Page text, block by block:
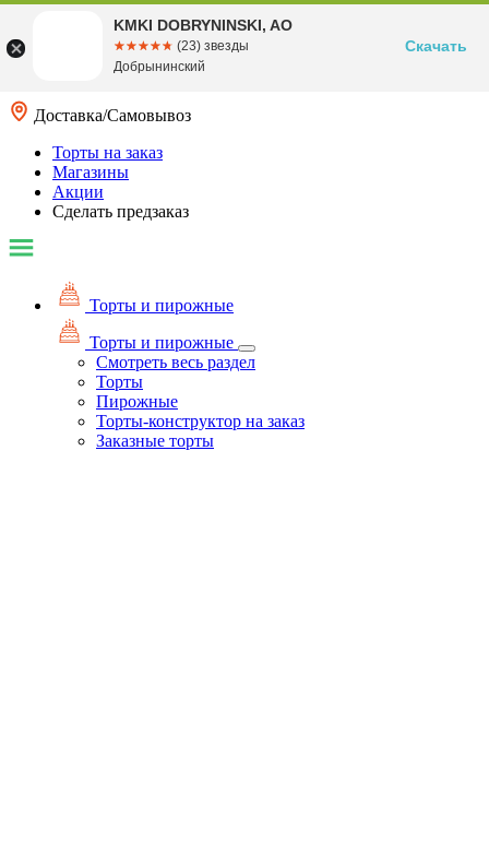
Доставка/Самовывоз
Торты на заказ
Магазины
Акции
Сделать предзаказ
Торты и пирожные
Торты и пирожные
Смотреть весь раздел
Торты
Пирожные
Торты-конструктор на заказ
Заказные торты
KMKI DOBRYNINSKI, AO
☆☆☆☆☆
★★★★★ (23) звезды
Добрынинский
Скачать